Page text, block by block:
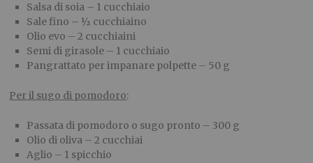
Salsa di soia – 1 cucchiaio
Sale fino – ½ cucchiaino
Olio evo – 2 cucchiaini
Semi di girasole – 1 cucchiaio
Pangrattato per impanare polpette – 50 g
Per il sugo di pomodoro:
Passata di pomodoro o sugo pronto – 300 g
Olio di oliva – 2 cucchiai
Aglio – 1 spicchio